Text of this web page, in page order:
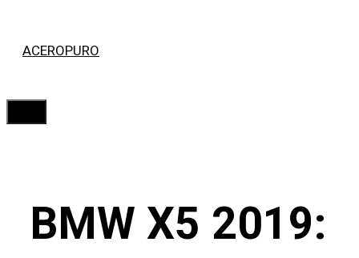
ACEROPURO
BMW X5 2019: